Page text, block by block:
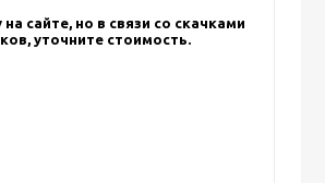
сайте, но в связи со скачками
уточните стоимость.